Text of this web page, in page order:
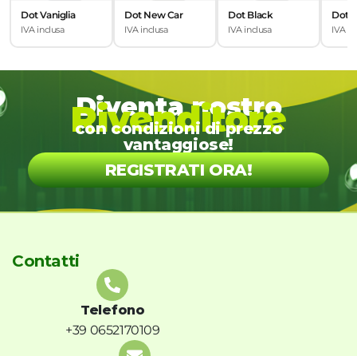
Dot Vaniglia
IVA inclusa
Dot New Car
IVA inclusa
Dot Black
IVA inclusa
Dot
IVA
Diventa nostro
Rivenditore
con condizioni di prezzo
vantaggiose!
REGISTRATI ORA!
Contatti
Telefono
+39 0652170109